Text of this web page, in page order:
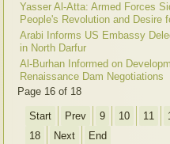
Yasser Al-Atta: Armed Forces
People's Revolution and Desire
Arabi Informs US Embassy
in North Darfur
Al-Burhan Informed on
Renaissance Dam Negotiations
Page 16 of 18
Start Prev 9 10 11
18
Next End